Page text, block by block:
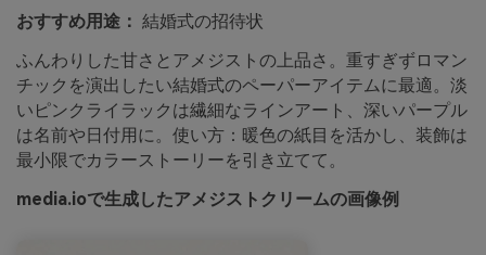
おすすめ用途： 結婚式の招待状
ふんわりした甘さとアメジストの上品さ。重すぎずロマン
チックを演出したい結婚式のペーパーアイテムに最適。淡
いピンクライラックは繊細なラインアート、深いパープル
は名前や日付用に。使い方：暖色の紙目を活かし、装飾は
最小限でカラーストーリーを引き立てて。
media.ioで生成したアメジストクリームの画像例